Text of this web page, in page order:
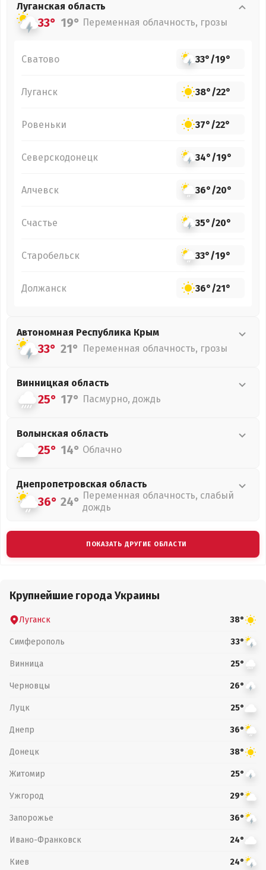
Луганская область
33° 19° Переменная облачность, грозы
Сватово 33°/19°
Луганск 38°/22°
Ровеньки 37°/22°
Северскодонецк 34°/19°
Алчевск 36°/20°
Счастье 35°/20°
Старобельск 33°/19°
Должанск 36°/21°
Автономная Республика Крым
33° 21° Переменная облачность, грозы
Винницкая область
25° 17° Пасмурно, дождь
Волынская область
25° 14° Облачно
Днепропетровская область
36° 24° Переменная облачность, слабый
дождь
ПОКАЗАТЬ ДРУГИЕ ОБЛАСТИ
Крупнейшие города Украины
Луганск 38°
Симферополь 33°
Винница 25°
Черновцы 26°
Луцк 25°
Днепр 36°
Донецк 38°
Житомир 25°
Ужгород 29°
Запорожье 36°
Ивано-Франковск 24°
Киев 24°